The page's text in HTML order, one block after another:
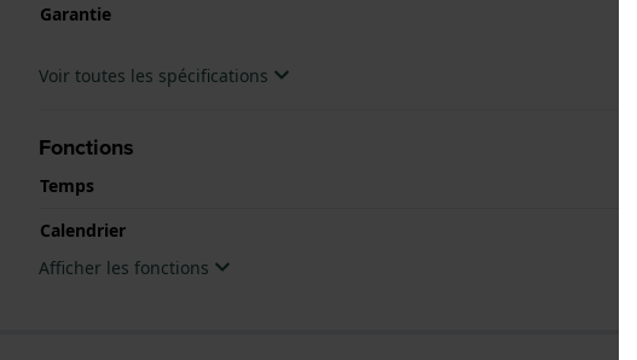
Garantie
Voir toutes les spécifications
Fonctions
Temps
Calendrier
Afficher les fonctions